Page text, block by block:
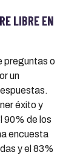
LIBRE EN
preguntas o
un
éxito y
90% de los
encuesta
y el 83%